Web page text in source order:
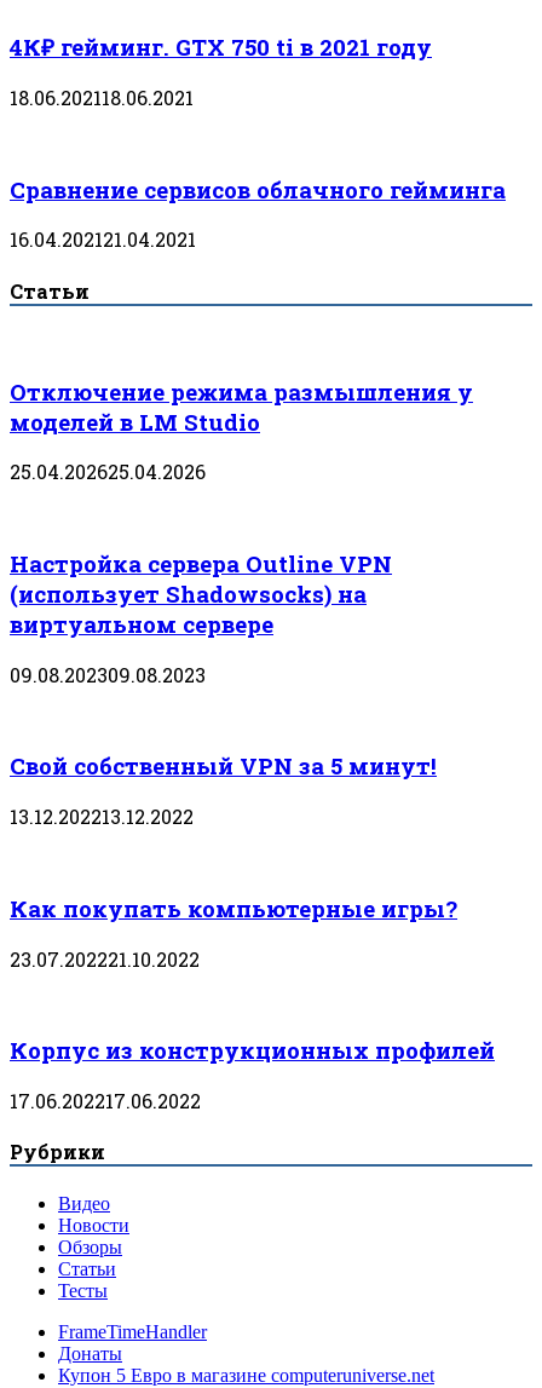
4К₽ гейминг. GTX 750 ti в 2021 году
18.06.202118.06.2021
Сравнение сервисов облачного гейминга
16.04.202121.04.2021
Статьи
Отключение режима размышления у
моделей в LM Studio
25.04.202625.04.2026
Настройка сервера Outline VPN
(использует Shadowsocks) на
виртуальном сервере
09.08.202309.08.2023
Свой собственный VPN за 5 минут!
13.12.202213.12.2022
Как покупать компьютерные игры?
23.07.202221.10.2022
Корпус из конструкционных профилей
17.06.202217.06.2022
Рубрики
Видео
Новости
Обзоры
Статьи
Тесты
FrameTimeHandler
Донаты
Купон 5 Евро в магазине computeruniverse.net